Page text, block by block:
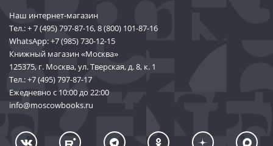
Наш интернет-магазин
Тел.:+ 7 (495) 797-87-16,8 (800) 101-87-16
WhatsApp:+7 (985) 730-12-15
Книжный магазин «Москва»
125375, г. Москва, ул. Тверская, д. 8, к. 1
Тел.:+7 (495) 797-87-17
Ежедневно с 10:00 до 22:00
info@moscowbooks.ru